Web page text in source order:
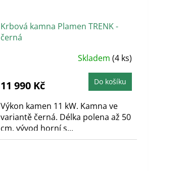
Krbová kamna Plamen TRENK -
černá
Skladem (4 ks)
11 990 Kč Do košíku
Výkon kamen 11 kW. Kamna ve
variantě černá. Délka polena až 50
cm, vývod horní s...